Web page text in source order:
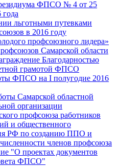
ФПСО № 4 от 25
года
льготными путевками
в 2016 году
профсоюзного лидера»
Самарской области
Благодарностью
грамотой ФПСО
ФПСО на I полугодие 2016
Самарской областной
организации
профсоюза работников
и общественного
РФ по созданию ППО и
членов профсоюза
"О проектах документов
ФПСО"